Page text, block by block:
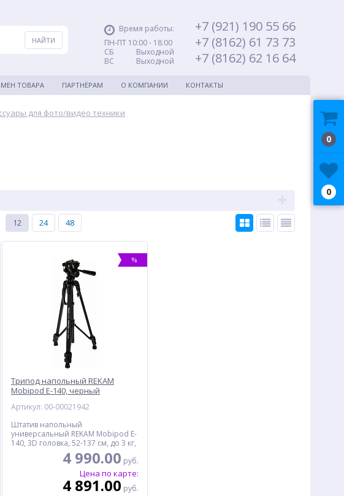
Время работы:
ПН-ПТ 10:00 - 18:00
СБ Выходной
ВС Выходной
+7 (921) 190 55 66
+7 (8162) 61 73 73
+7 (8162) 62 16 64
ТОВАРА ПАРТНЁРАМ О КОМПАНИИ КОНТАКТЫ
для фото/видео техники
12 24 48
%
Трипод напольный REKAM
Mobipod E-140, черный
Артикул: 00-00021942
Штатив напольный
универсальный REKAM Mobipod E-
140, 3D головка, 52-137 см, до 3 кг,
4 990.00 руб.
Цена по карте:
4 891.00 руб.
0
0